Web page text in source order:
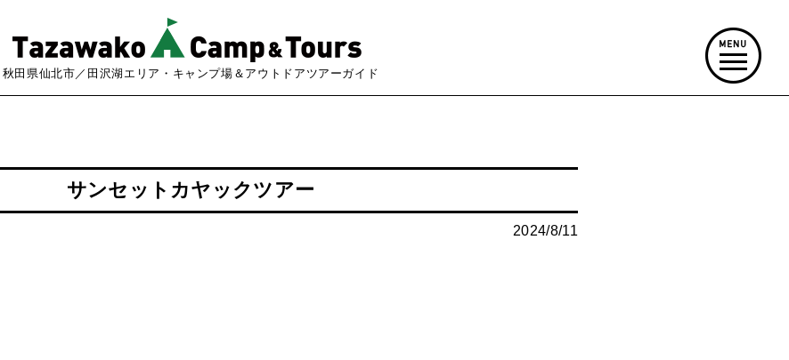
秋田県仙北市／田沢湖エリア・キャンプ場＆アウトドアツアーガイド
サンセットカヤックツアー
2024/8/11